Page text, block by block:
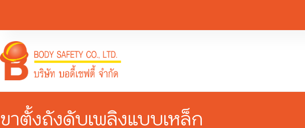
ขาตั้งถังดับเพลิงแบบเหล็ก